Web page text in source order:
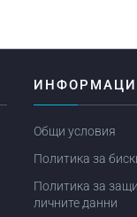
Общи условия
Политика за
Политика за
личните данни